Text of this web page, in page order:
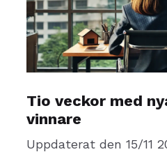
Tio veckor med
vinnare
Uppdaterat den 15/11